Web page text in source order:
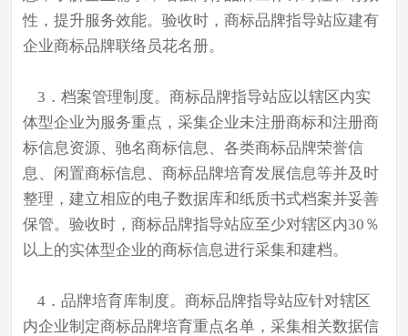
性，提升服务效能。验收时，商标品牌指导站应建有
企业商标品牌联络员花名册。
3．档案管理制度。商标品牌指导站应以辖区内实
体型企业为服务重点，采集企业未注册商标和注册商
标信息资源、驰名商标信息、各类商标品牌荣誉信
息、闲置商标信息、商标品牌培育发展信息等并及时
整理，建立相应的电子数据库和纸质书式档案并妥善
保管。验收时，商标品牌指导站应至少对辖区内30％
以上的实体型企业的商标信息进行采集和建档。
4．品牌培育库制度。商标品牌指导站应针对辖区
内企业制定商标品牌培育重点名单，采集相关数据信